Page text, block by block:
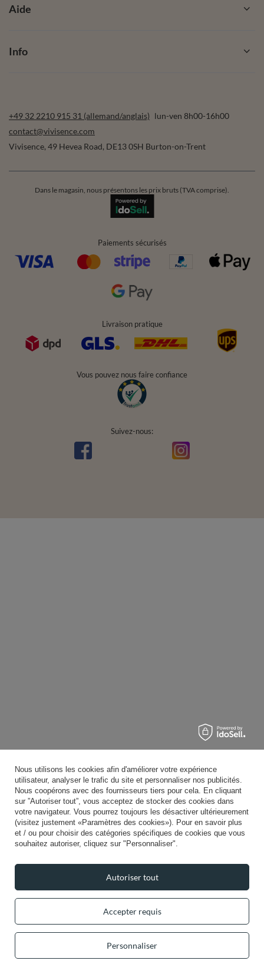
Aide
Info
+49 32 2210 915 31 (allemand/anglais) lun-ven 8h00-16h00
contact@vivisence.com
Vivisence, 49 Hevea Road, DE13 0SH Burton-on-Trent
Dans le magasin, nous présentons les prix bruts (TVA comprise).
Paiements sécurisés
Livraison pratique
Vous pouvez nous faire confiance
Suivez-nous:
Nous utilisons les cookies afin d'améliorer votre expérience
utilisateur, analyser le trafic du site et personnaliser nos publicités.
Nous coopérons avec des fournisseurs tiers pour cela. En cliquant
sur ”Autoriser tout”, vous acceptez de stocker des cookies dans
votre navigateur. Vous pourrez toujours les désactiver ultérieurement
(visitez justement «Paramètres des cookies»). Pour en savoir plus
et / ou pour choisir des catégories spécifiques de cookies que vous
souhaitez autoriser, cliquez sur "Personnaliser".
Accepter requis
Personnaliser
Autoriser tout